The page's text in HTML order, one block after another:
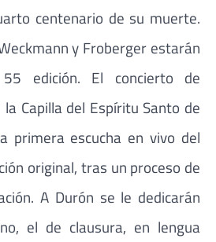
centenario de su muerte.
y Froberger estarán
edición. El concierto de
Capilla del Espíritu Santo de
primera escucha en vivo del
original, tras un proceso de
A Durón se le dedicarán
el de clausura, en lengua